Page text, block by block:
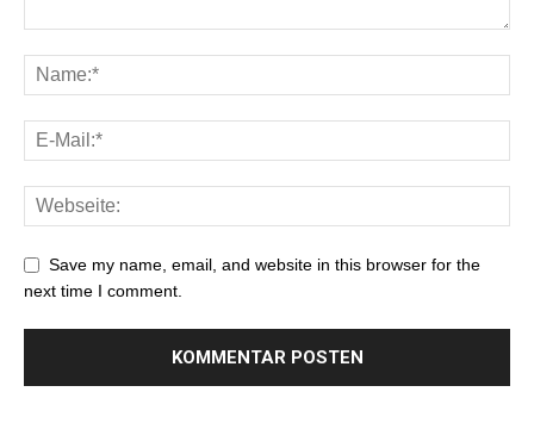
Save my name, email, and website in this browser for the
next time I comment.